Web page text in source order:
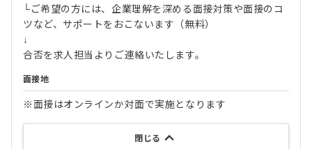
└ご希望の方には、企業理解を深める面接対策や面接のコ
ツなど、サポートをおこないます（無料）
↓
合否を求人担当よりご連絡いたします。
面接地
※面接はオンラインか対面で実施となります
閉じる